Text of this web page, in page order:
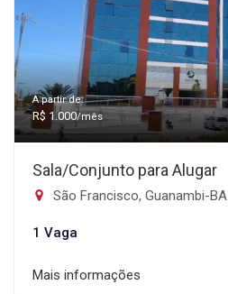
A partir de:
R$ 1.000/mês
Sala/Conjunto para Alugar
São Francisco, Guanambi-BA
1 Vaga
Mais informações